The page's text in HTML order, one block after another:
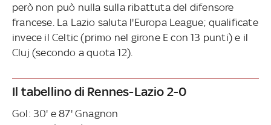
però non può nulla sulla ribattuta del difensore
francese. La Lazio saluta l'Europa League; qualificate
invece il Celtic (primo nel girone E con 13 punti) e il
Cluj (secondo a quota 12).
Il tabellino di Rennes-Lazio 2-0
Gol: 30' e 87' Gnagnon